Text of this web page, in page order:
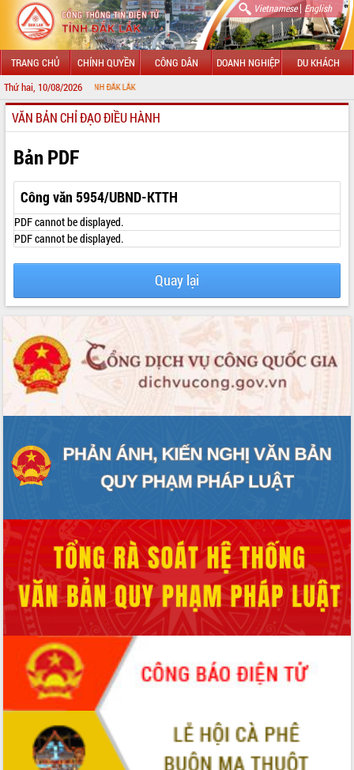
Vietnamese| English
TRANG CHỦ CHÍNH QUYỀN CÔNG DÂN DOANH NGHIỆP DU KHÁCH
Thứ hai, 10/08/2026
GIỚI THIỆU
LÃNH ĐẠO UBND TỈNH
TIN TỨC SỰ KIỆN
SỞ, BAN, NGÀNH
UBND CÁC XÃ, PHƯỜNG
HỆ THỐNG VĂN BẢN
VĂN BẢN HĐND TỈNH
ĐIỂM TIN VĂN BẢN
QUY HOẠCH - KẾ HOẠCH
Không có file video nào để phát.
VĂN BẢN CHỈ ĐẠO ĐIỀU HÀNH
Bản PDF
Công văn 5954/UBND-KTTH
PDF cannot be displayed.
PDF cannot be displayed.
Quay lại